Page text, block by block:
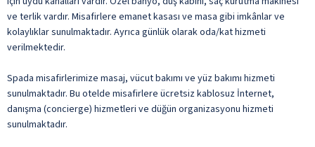
ve terlik vardır. Misafirlere emanet kasası ve masa gibi imkânlar ve
kolaylıklar sunulmaktadır. Ayrıca günlük olarak oda/kat hizmeti
verilmektedir.
Spada misafirlerimize masaj, vücut bakımı ve yüz bakımı hizmeti
sunulmaktadır. Bu otelde misafirlere ücretsiz kablosuz İnternet,
danışma (concierge) hizmetleri ve düğün organizasyonu hizmeti
sunulmaktadır.